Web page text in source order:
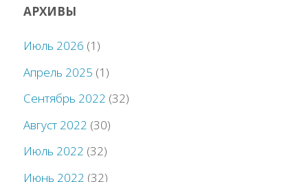
АРХИВЫ
Июль 2026 (1)
Апрель 2025 (1)
Сентябрь 2022 (32)
Август 2022 (30)
Июль 2022 (32)
Июнь 2022 (32)